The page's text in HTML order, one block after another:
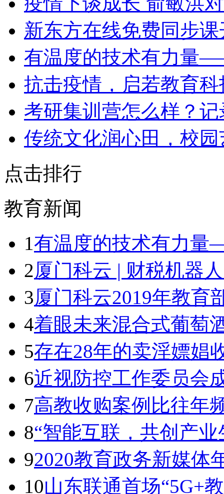
新东方在线免费同步
有温度的技术有力量
抗击疫情，启若教育科
考研集训营怎么样？
传统文化润心田，校
点击排行
教育新闻
1有温度的技术有力
2厦门科云 | 财税机器
3厦门科云2019年教育
4着眼未来混合式葡萄
5存在28年的卖淫嫖娼
6近视防控工作委员会
7高教收购案例比往年
8“智能互联，共创产
92020教育政务新媒体
10山东联通首场“5G+